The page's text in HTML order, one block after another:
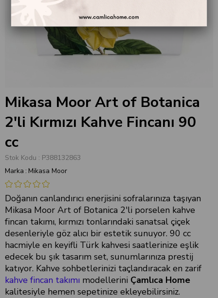
Mikasa Moor Art of Botanica
2'li Kırmızı Kahve Fincanı 90
cc
Stok Kodu
P388132863
Marka : Mikasa Moor
Doğanın canlandırıcı enerjisini sofralarınıza taşıyan
Mikasa Moor Art of Botanica 2'li porselen kahve
fincan takımı, kırmızı tonlarındaki sanatsal çiçek
desenleriyle göz alıcı bir estetik sunuyor. 90 cc
hacmiyle en keyifli Türk kahvesi saatlerinize eşlik
edecek bu şık tasarım set, sunumlarınıza prestij
katıyor. Kahve sohbetlerinizi taçlandıracak en zarif
kahve fincan takımı modellerini Çamlıca Home
kalitesiyle hemen sepetinize ekleyebilirsiniz.